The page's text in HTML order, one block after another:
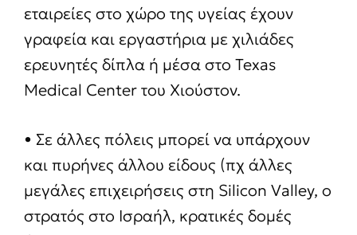
εταιρείες στο χώρο της υγείας έχουν
γραφεία και εργαστήρια με χιλιάδες
ερευνητές δίπλα ή μέσα στο Texas
Medical Center του Χιούστον.
• Σε άλλες πόλεις μπορεί να υπάρχουν
και πυρήνες άλλου είδους (πχ άλλες
μεγάλες επιχειρήσεις στη Silicon Valley, ο
στρατός στο Ισραήλ, κρατικές δομές